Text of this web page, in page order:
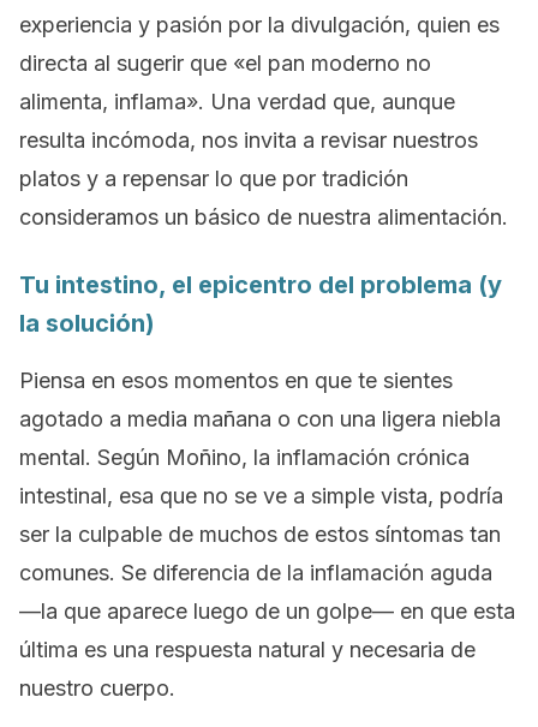
experiencia y pasión por la divulgación, quien es
directa al sugerir que «el pan moderno no
alimenta, inflama». Una verdad que, aunque
resulta incómoda, nos invita a revisar nuestros
platos y a repensar lo que por tradición
consideramos un básico de nuestra alimentación.
Tu intestino, el epicentro del problema (y
la solución)
Piensa en esos momentos en que te sientes
agotado a media mañana o con una ligera niebla
mental. Según Moñino, la inflamación crónica
intestinal, esa que no se ve a simple vista, podría
ser la culpable de muchos de estos síntomas tan
comunes. Se diferencia de la inflamación aguda
—la que aparece luego de un golpe— en que esta
última es una respuesta natural y necesaria de
nuestro cuerpo.